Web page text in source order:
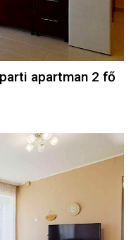
apartman 2 fő